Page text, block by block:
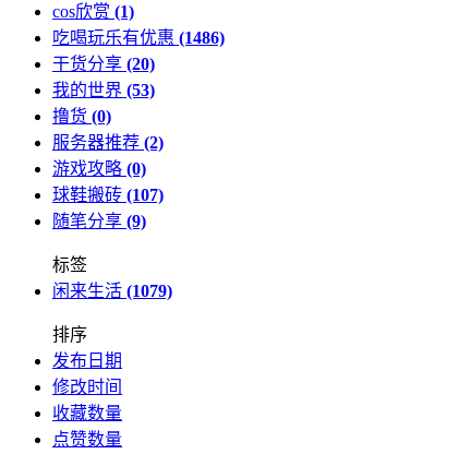
cos欣赏 (1)
吃喝玩乐有优惠 (1486)
干货分享 (20)
我的世界 (53)
撸货 (0)
服务器推荐 (2)
游戏攻略 (0)
球鞋搬砖 (107)
随笔分享 (9)
标签
闲来生活 (1079)
排序
发布日期
修改时间
收藏数量
点赞数量